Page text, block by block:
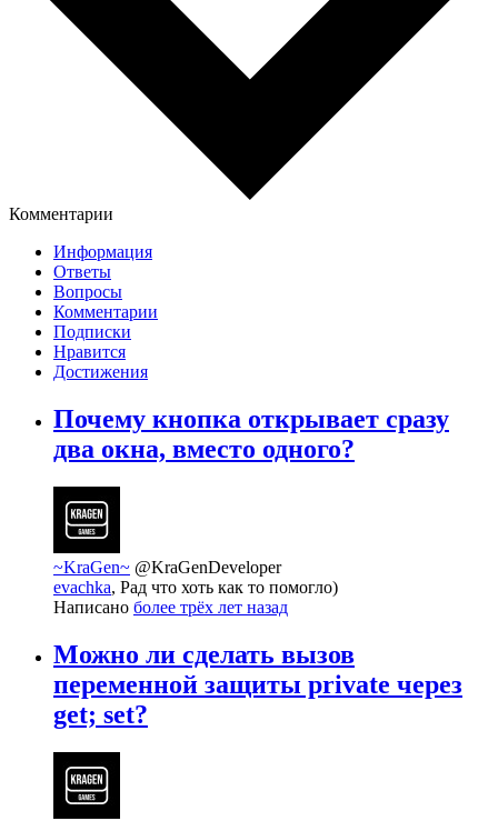
Комментарии
Информация
Ответы
Вопросы
Комментарии
Подписки
Нравится
Достижения
Почему кнопка открывает сразу
два окна, вместо одного?
~KraGen~ @KraGenDeveloper
evachka, Рад что хоть как то помогло)
Написано более трёх лет назад
Можно ли сделать вызов
переменной защиты private через
get; set?